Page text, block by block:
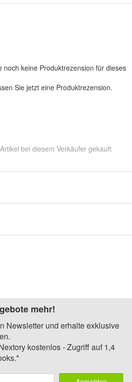
noch keine Produktrezension für dieses
Sie jetzt eine Produktrezension.
bei diesem Verkäufer gekauft
mehr!
Newsletter und erhalte exklusive
kostenlos - Zugriff auf 1,4